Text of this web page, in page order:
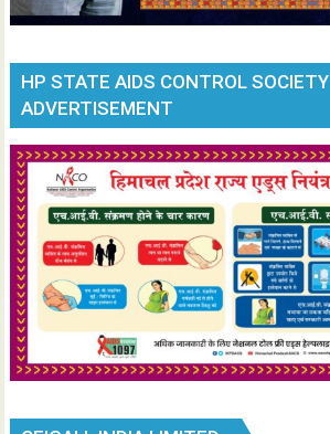
HP STATE AIDS CONTROL SOCIETY
ADVERTISEMENT